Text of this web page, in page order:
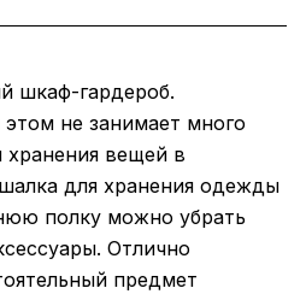
шкаф-гардероб.
не занимает много
хранения вещей в
для хранения одежды
полку можно убрать
Отлично
предмет